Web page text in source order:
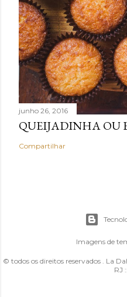
junho 26, 2016
QUEIJADINHA OU
Compartilhar
Imagens de
© todos os direitos reservados . La
RJ